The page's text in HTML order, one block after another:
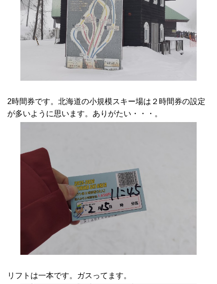
2時間券です。北海道の小規模スキー場は２時間券の設定
が多いように思います。ありがたい・・・。
リフトは一本です。ガスってます。